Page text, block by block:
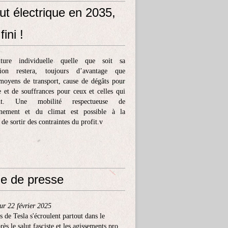
électrique en 2035,
!
individuelle quelle que soit sa
restera, toujours d’avantage que
de transport, cause de dégâts pour
et de souffrances pour ceux et celles qui
Une mobilité respectueuse de
et du climat est possible à la
sortir des contraintes du profit.v
de presse
22 février 2025
de Tesla s'écroulent partout dans le
le salut fasciste et les agissements pro